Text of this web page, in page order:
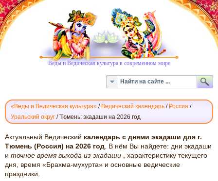
Веды и Ведическая культура в современном мире
«Веды и Ведическая культура» / Ведический календарь / Россия /
Уральский округ /Тюмень: экадаши на 2026 год
ВЕДИЧЕСКИЙ
КАЛЕНДАРЬ
ЭКАДАШИ:
ТЮМЕНЬ,
2026
Актуальный Ведический календарь с днями экадаши для г.
Тюмень (Россия) на 2026 год . В нём Вы найдете: дни экадаши
и точное время выхода из экадаши
, характеристику текущего
дня, время «Брахма-мухурта» и основные ведические
праздники.